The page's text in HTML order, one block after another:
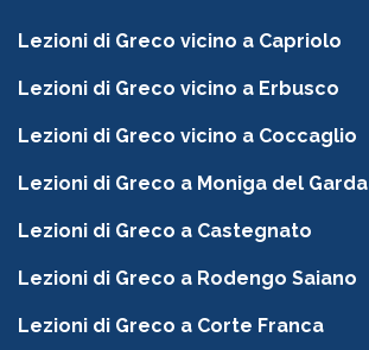
Lezioni di Greco vicino a Capriolo
Lezioni di Greco vicino a Erbusco
Lezioni di Greco vicino a Coccaglio
Lezioni di Greco a Moniga del Garda
Lezioni di Greco a Castegnato
Lezioni di Greco a Rodengo Saiano
Lezioni di Greco a Corte Franca